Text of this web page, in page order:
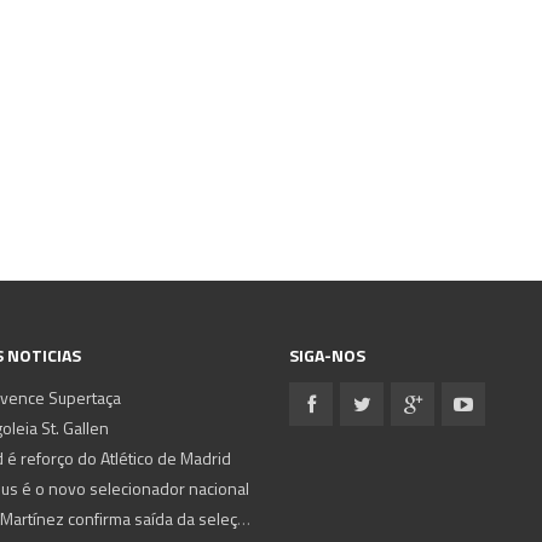
NOTICIAS
Supertaça
St. Gallen
é reforço do Atlético de Madrid
é o novo selecionador nacional
Roberto Martínez confirma saída da seleção
SIGA-NOS